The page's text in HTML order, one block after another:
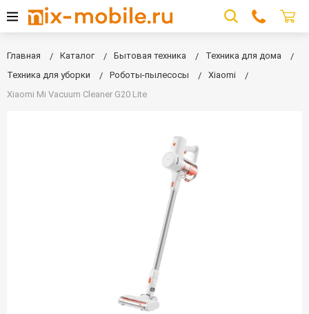
Главная Каталог Бытовая техника
Техника для дома
Техника для уборки
Роботы-пылесосы
Xiaomi
Xiaomi Mi Vacuum Cleaner G20 Lite